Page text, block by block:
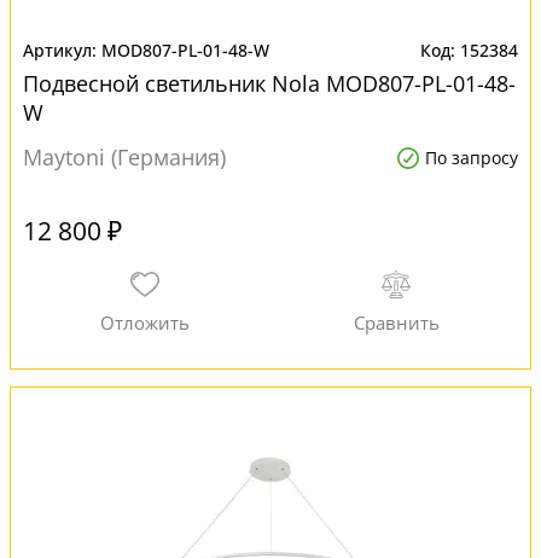
MOD807-PL-01-48-W 152384
Подвесной светильник Nola MOD807-PL-01-48-
W
Maytoni (Германия)
По запросу
12 800 ₽